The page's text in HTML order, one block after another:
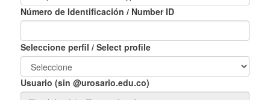
Número de Identificación / Number ID
Seleccione perfil / Select profile
Usuario (sin @urosario.edu.co)